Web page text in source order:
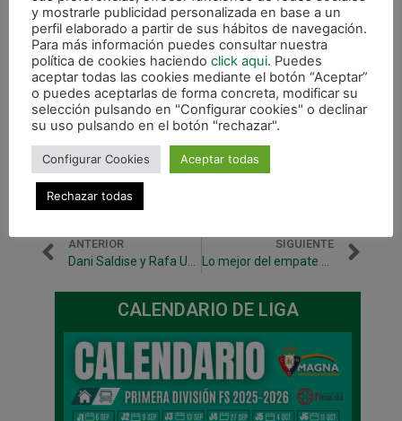
ANTERIOR
Dani Saldise y Rafa Usín, convocados con la selección española
SIGUIENTE
Lo mejor del empate en Gran canaria, en vídeo
CALENDARIO DE LIGA
y mostrarle publicidad personalizada en base a un
perfil elaborado a partir de sus hábitos de navegación.
Para más información puedes consultar nuestra
política de cookies haciendo click aqui. Puedes
aceptar todas las cookies mediante el botón “Aceptar”
o puedes aceptarlas de forma concreta, modificar su
selección pulsando en "Configurar cookies" o declinar
su uso pulsando en el botón "rechazar".
Configurar Cookies Aceptar todas
Rechazar todas